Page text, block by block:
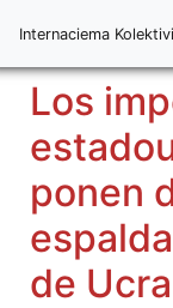
Internaciema
Los
ponen
de